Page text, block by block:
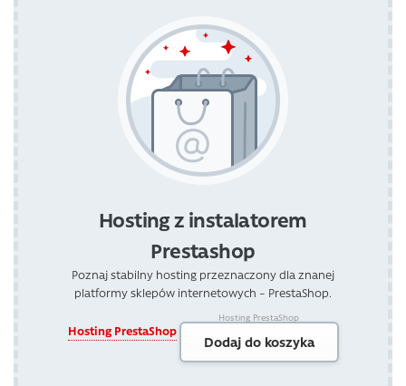
Hosting z instalatorem
Prestashop
Poznaj stabilny hosting przeznaczony dla znanej
platformy sklepów internetowych – PrestaShop.
Hosting PrestaShop
Hosting PrestaShop
Dodaj do koszyka